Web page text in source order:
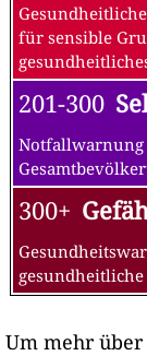
für sensible
201-300
Notfallwarnung
300+
Um mehr